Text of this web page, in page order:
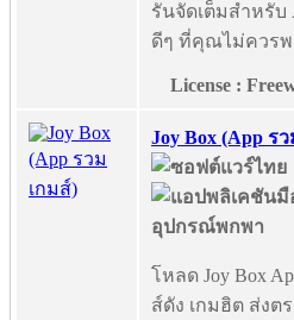
รันจัดเต็มสำหรับ
ดีๆ ที่คุณไม่ควรพ
License :
Joy Box (App ร
โหลด Joy Box
ส์ดัง เกมฮิต ส่งต